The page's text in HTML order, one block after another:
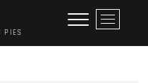
PIES
P
r
z